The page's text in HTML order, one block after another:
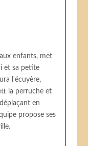
enfants, met
et sa petite
l'écuyère,
la perruche et
en
propose ses